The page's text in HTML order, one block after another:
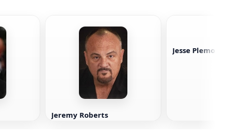
Jeremy Roberts
Jesse Plemony